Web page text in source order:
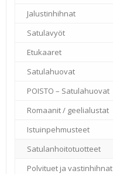
Jalustinhihnat
Satulavyöt
Etukaaret
Satulahuovat
POISTO – Satulahuovat
Romaanit / geelialustat
Istuinpehmusteet
Satulanhoitotuotteet
Polvituet ja vastinhihnat